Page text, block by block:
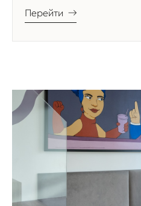
Перейти →